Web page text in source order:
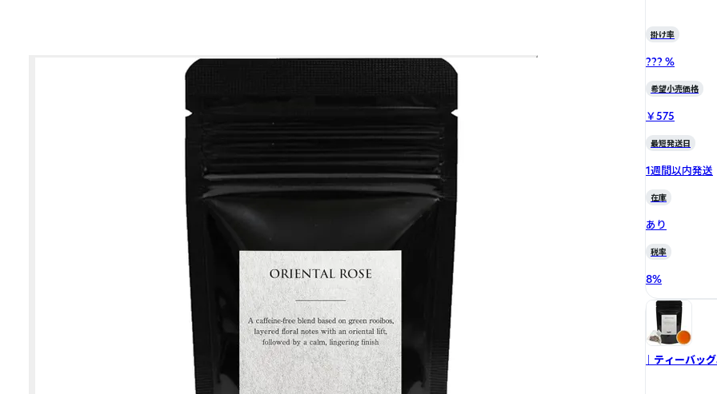
掛け率
??? %
希望小売価格
￥575
最短発送日
1週間以内発送
在庫
あり
税率
8%
｜ ティーバッ